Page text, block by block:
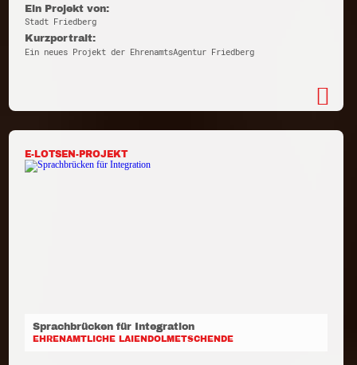
Ein Projekt von:
Stadt Friedberg
Kurzportrait:
Ein neues Projekt der EhrenamtsAgentur Friedberg
E-LOTSEN-PROJEKT
Sprachbrücken für Integration
EHRENAMTLICHE LAIENDOLMETSCHENDE